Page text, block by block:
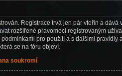
Registrace trvá jen pár vteřin a dává
rozšířené pravomoci registrovaným
pro použití a s dalšími pravidly
se na fóru objeví.
soukromí